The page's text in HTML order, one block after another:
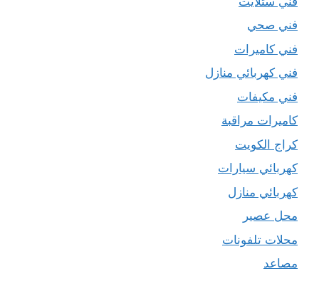
فني صحي
فني كاميرات
فني كهربائي منازل
فني مكيفات
كاميرات مراقبة
كراج الكويت
كهربائي سيارات
كهربائي منازل
محل عصير
محلات تلفونات
مصاعد